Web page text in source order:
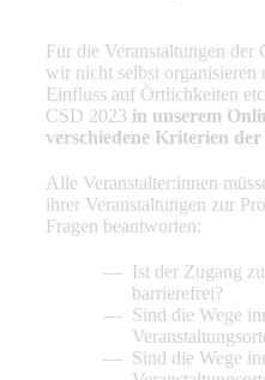
Für die Veranstaltungen
wir nicht selbst organisieren
Einfluss auf Örtlichkeiten
CSD 2023 in unserem
verschiedene Kriterien
Alle Veranstalter:innen
ihrer Veranstaltungen zur
Fragen beantworten:
Ist der Zugang
barrierefrei?
Sind die Wege
Sind die Wege